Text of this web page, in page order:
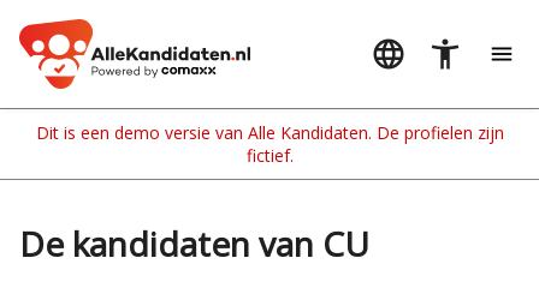
De kandidaten van CU